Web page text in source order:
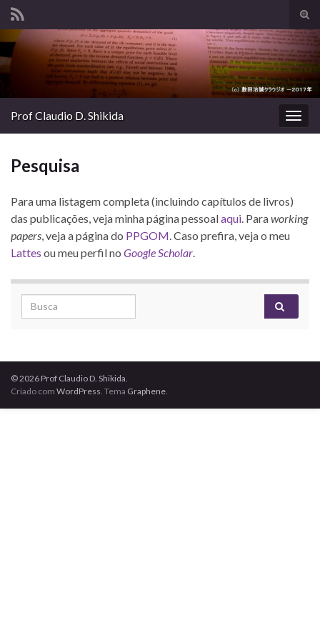
de
Search for:
Prof Claudio D. Shikida
Pesquisa
Para uma listagem completa (incluindo capítulos de livros)
das publicações, veja minha página pessoalaqui . Paraworking
papers , veja a página do PPGOM . Caso prefira, veja o meu
Lattes ou meu perfil no Google Scholar
Search for:
© 2026 Prof Claudio D. Shikida.
Criado com WordPress . Tema Graphene